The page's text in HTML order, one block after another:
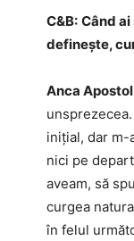
C&B: Când
definește,
Anca
inițial, dar m-
nici pe
aveam, să
curgea
în felul